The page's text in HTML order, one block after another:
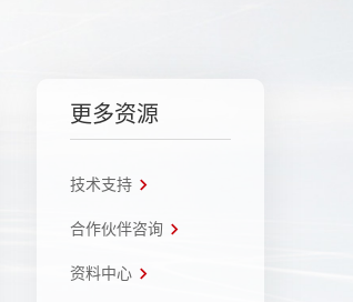
更多资源
技术支持
合作伙伴咨询
资料中心